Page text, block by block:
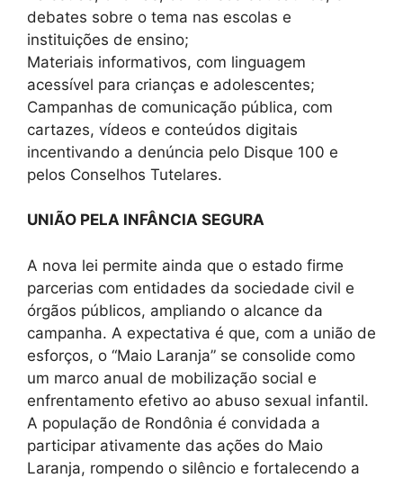
debates sobre o tema nas escolas e
instituições de ensino;
Materiais informativos, com linguagem
acessível para crianças e adolescentes;
Campanhas de comunicação pública, com
cartazes, vídeos e conteúdos digitais
incentivando a denúncia pelo Disque 100 e
pelos Conselhos Tutelares.
UNIÃO PELA INFÂNCIA SEGURA
A nova lei permite ainda que o estado firme
parcerias com entidades da sociedade civil e
órgãos públicos, ampliando o alcance da
campanha. A expectativa é que, com a união de
esforços, o “Maio Laranja” se consolide como
um marco anual de mobilização social e
enfrentamento efetivo ao abuso sexual infantil.
A população de Rondônia é convidada a
participar ativamente das ações do Maio
Laranja, rompendo o silêncio e fortalecendo a